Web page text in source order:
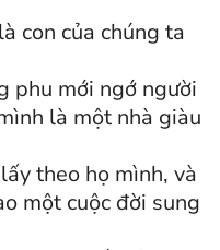
con của chúng ta
phu mới ngớ người
là một nhà giàu
theo họ mình, và
một cuộc đời sung